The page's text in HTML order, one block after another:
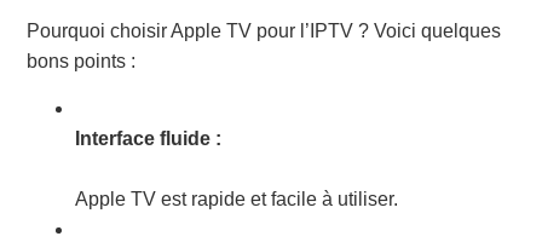
Pourquoi choisir Apple TV pour l’IPTV ? Voici quelques
bons points :
Interface fluide :
Apple TV est rapide et facile à utiliser.